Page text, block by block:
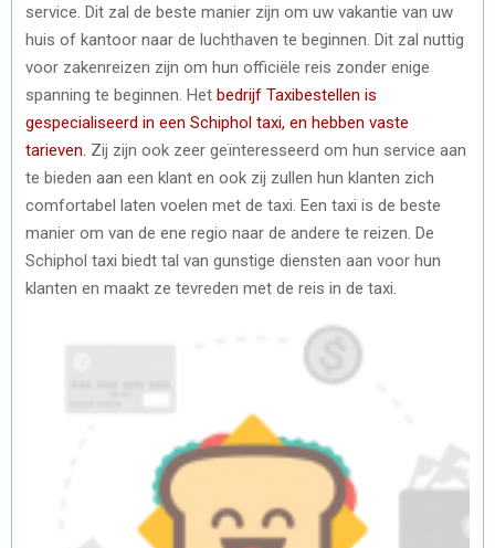
service. Dit zal de beste manier zijn om uw vakantie van uw
huis of kantoor naar de luchthaven te beginnen. Dit zal nuttig
voor zakenreizen zijn om hun officiële reis zonder enige
spanning te beginnen. Het bedrijf Taxibestellen is
gespecialiseerd in een Schiphol taxi, en hebben vaste
tarieven. Zij zijn ook zeer geïnteresseerd om hun service aan
te bieden aan een klant en ook zij zullen hun klanten zich
comfortabel laten voelen met de taxi. Een taxi is de beste
manier om van de ene regio naar de andere te reizen. De
Schiphol taxi biedt tal van gunstige diensten aan voor hun
klanten en maakt ze tevreden met de reis in de taxi.